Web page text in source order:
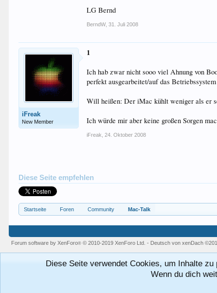
LG Bernd
BerndW 31. Juli 2008
iFreak
New Member
1
Ich hab zwar nicht sooo viel Ahnung von
perfekt ausgearbeitet/auf das
Will heißen: Der iMac kühlt weniger als er
Ich würde mir aber keine großen Sorgen
iFreak 24. Oktober 2008
Diese Seite empfehlen
Startseite Foren Community Mac-Talk
Forum software by XenForo® © 2010-2019 XenForo Ltd. - Deutsch von xenDach
Diese Seite verwendet Cookies, um Inhalte
Wenn du dich